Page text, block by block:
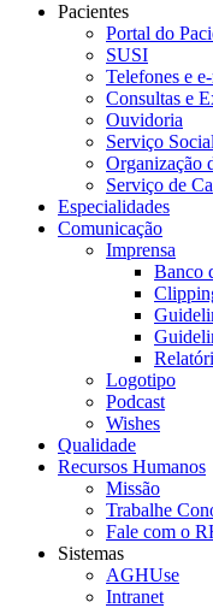
Pacientes
Portal do
SUSI
Telefones e
Consultas e
Ouvidoria
Serviço Social
Organização
Serviço de
Especialidades
Comunicação
Imprensa
Banco
Logotipo
Podcast
Wishes
Qualidade
Recursos Humanos
Missão
Trabalhe
Fale com o
Sistemas
AGHUse
Intranet